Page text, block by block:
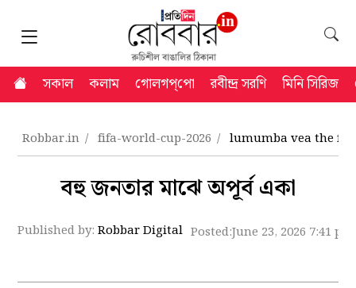
সকাল কলাম গোলগপ্‌পো রবীন্দ্র সরণি মিনি সিরিজ
Robbar.in fifa-world-cup-2026 lumumba vea the
বহু জনতার মাঝে অপূর্ব একা
Published by:Robbar Digital Posted:June 23, 2026 7:41 pm